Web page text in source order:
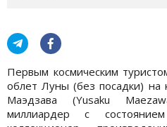
Первым космическим
облет Луны (без посадки) на
Маэдзава (Yusaku
миллиардер с